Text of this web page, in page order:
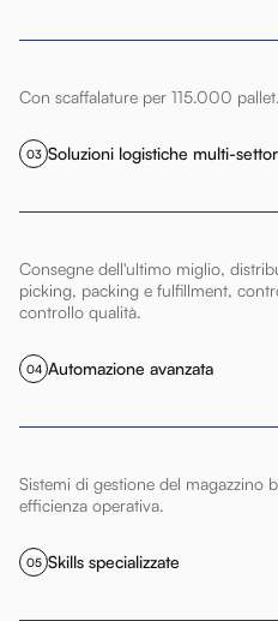
Con scaffalature per 115.000 pallet.
03 Soluzioni logistiche multi-
Consegne dell'ultimo miglio,
picking, packing e fulfillment,
controllo qualità.
04 Automazione avanzata
Sistemi di gestione del magazzino
efficienza operativa.
05 Skills specializzate